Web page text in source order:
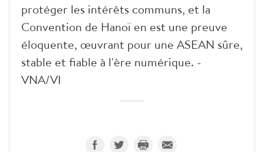
protéger les intérêts communs, et la
Convention de Hanoï en est une preuve
éloquente, œuvrant pour une ASEAN sûre,
stable et fiable à l'ère numérique. -
VNA/VI